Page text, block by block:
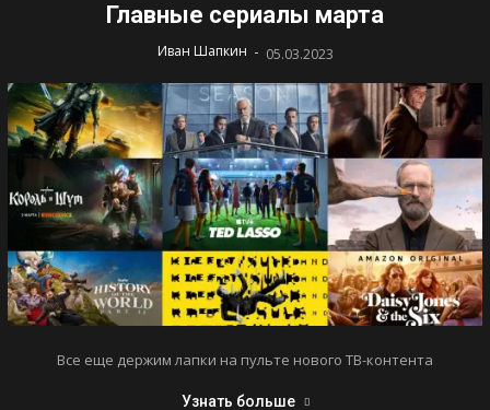
Главные сериалы марта
Иван Шапкин - 05.03.2023
Все еще держим лапки на пульте нового ТВ-контента
Узнать больше